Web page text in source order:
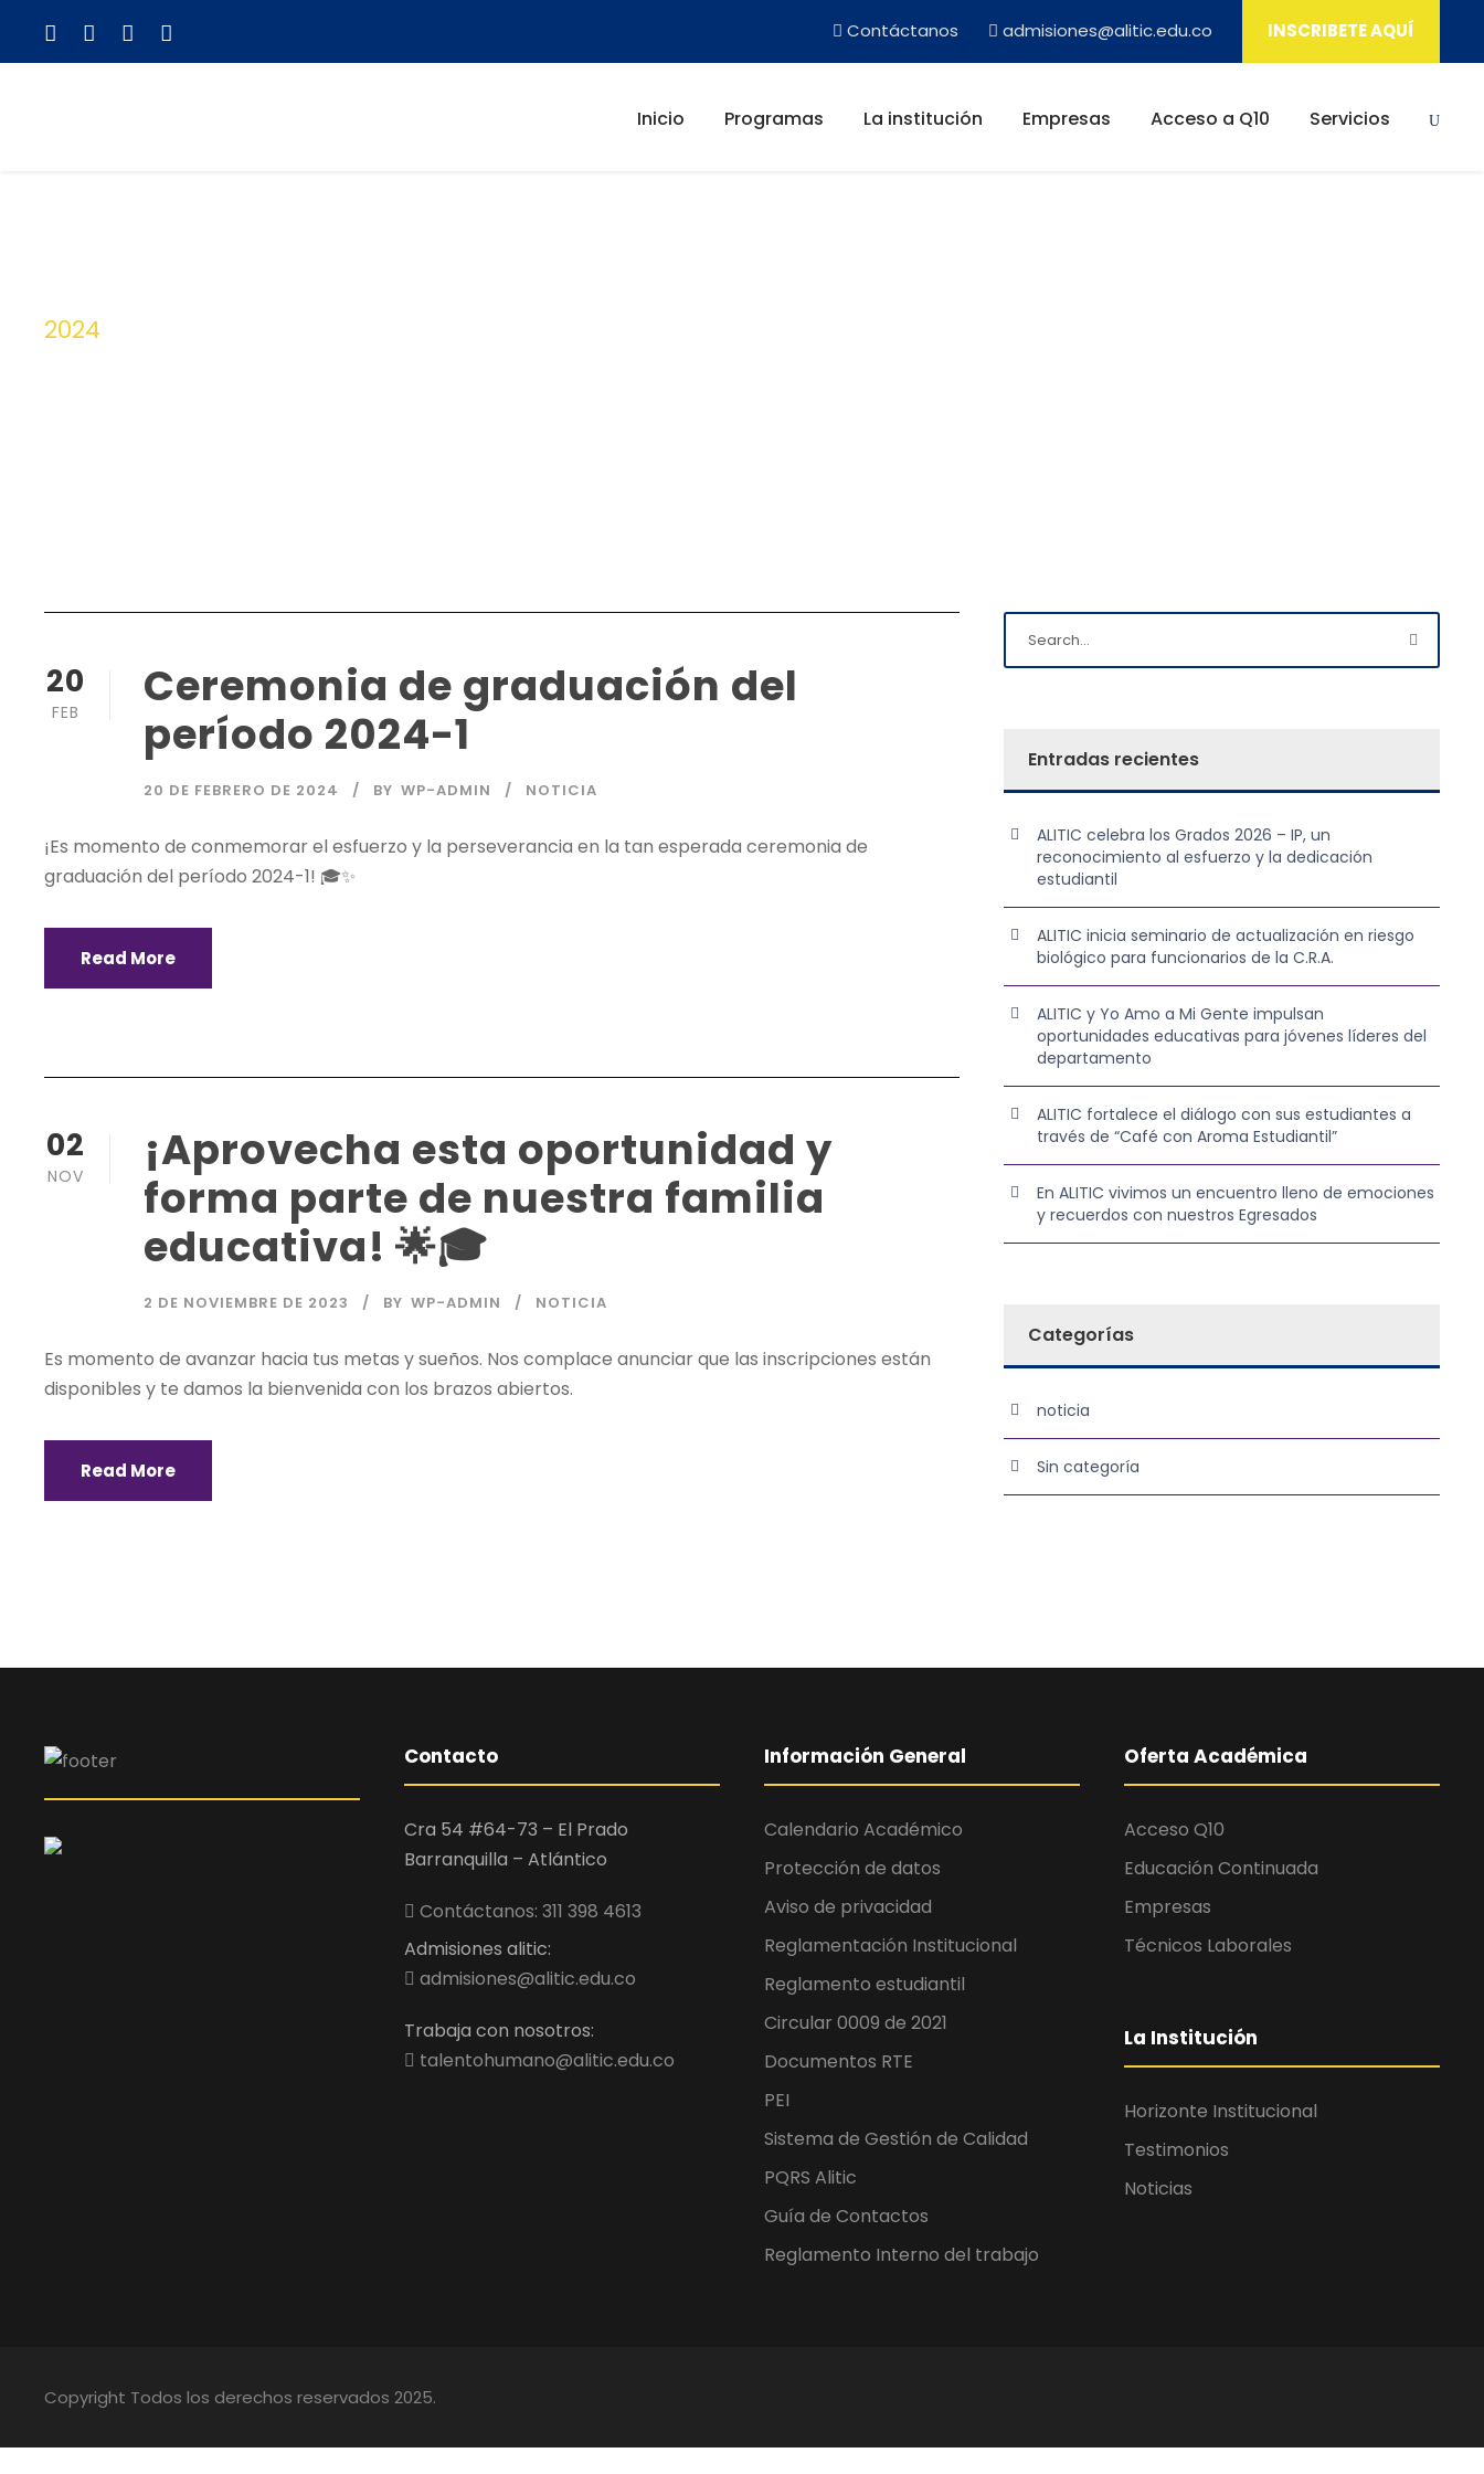
Contáctanos admisiones@alitic.edu.co INSCRIBETE AQUÍ
Inicio Programas La institución Empresas Acceso a Q10 Servicios
2024
20
FEB
Ceremonia de graduación del
período 2024-1
20 DE FEBRERO DE 2024 BY WP-ADMIN NOTICIA
¡Es momento de conmemorar el esfuerzo y la perseverancia en la tan esperada ceremonia de
graduación del período 2024-1! 🎓✨
Read More
02
NOV
¡Aprovecha esta oportunidad y
forma parte de nuestra familia
educativa! 🌟🎓
2 DE NOVIEMBRE DE 2023 BY WP-ADMIN NOTICIA
Es momento de avanzar hacia tus metas y sueños. Nos complace anunciar que las inscripciones están
disponibles y te damos la bienvenida con los brazos abiertos.
Read More
Entradas recientes
ALITIC celebra los Grados 2026 – IP, un
reconocimiento al esfuerzo y la dedicación
estudiantil
ALITIC inicia seminario de actualización en riesgo
biológico para funcionarios de la C.R.A.
ALITIC y Yo Amo a Mi Gente impulsan
oportunidades educativas para jóvenes líderes del
departamento
ALITIC fortalece el diálogo con sus estudiantes a
través de “Café con Aroma Estudiantil”
En ALITIC vivimos un encuentro lleno de emociones
y recuerdos con nuestros Egresados
Categorías
noticia
Sin categoría
Contacto
Cra 54 #64-73 – El Prado
Barranquilla – Atlántico
Contáctanos: 311 398 4613
Admisiones alitic:
admisiones@alitic.edu.co
Trabaja con nosotros:
talentohumano@alitic.edu.co
Información General
Calendario Académico
Protección de datos
Aviso de privacidad
Reglamentación Institucional
Reglamento estudiantil
Circular 0009 de 2021
Documentos RTE
PEI
Sistema de Gestión de Calidad
PQRS Alitic
Guía de Contactos
Reglamento Interno del trabajo
Oferta Académica
Acceso Q10
Educación Continuada
Empresas
Técnicos Laborales
La Institución
Horizonte Institucional
Testimonios
Noticias
Copyright Todos los derechos reservados 2025.